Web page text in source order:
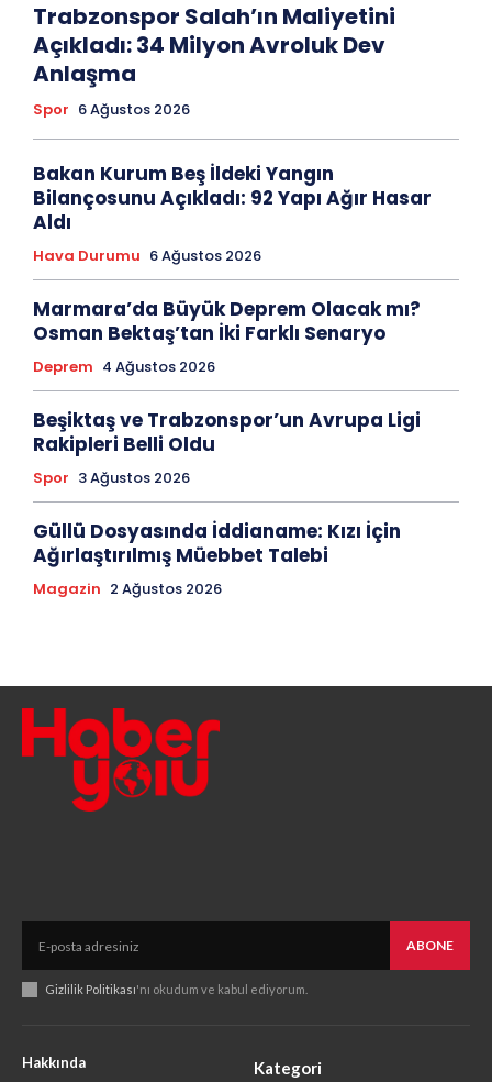
Trabzonspor Salah’ın Maliyetini
Açıkladı: 34 Milyon Avroluk Dev
Anlaşma
Spor 6 Ağustos 2026
Bakan Kurum Beş İldeki Yangın
Bilançosunu Açıkladı: 92 Yapı Ağır Hasar
Aldı
Hava Durumu 6 Ağustos 2026
Marmara’da Büyük Deprem Olacak mı?
Osman Bektaş’tan İki Farklı Senaryo
Deprem 4 Ağustos 2026
Beşiktaş ve Trabzonspor’un Avrupa Ligi
Rakipleri Belli Oldu
Spor 3 Ağustos 2026
Güllü Dosyasında İddianame: Kızı İçin
Ağırlaştırılmış Müebbet Talebi
Magazin 2 Ağustos 2026
ABONE
Gizlilik Politikası'nı okudum ve kabul ediyorum.
Hakkında
Kategori